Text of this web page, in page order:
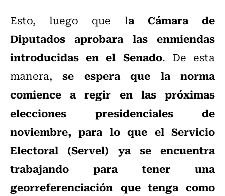
Esto, luego que la Cámara de
Diputados aprobara las enmiendas
introducidas en el Senado. De esta
manera,se espera que la norma
comience a regir en las próximas
elecciones presidenciales de
noviembre, para lo que el Servicio
Electoral (Servel) ya se encuentra
trabajando para tener una
georreferenciación que tenga como